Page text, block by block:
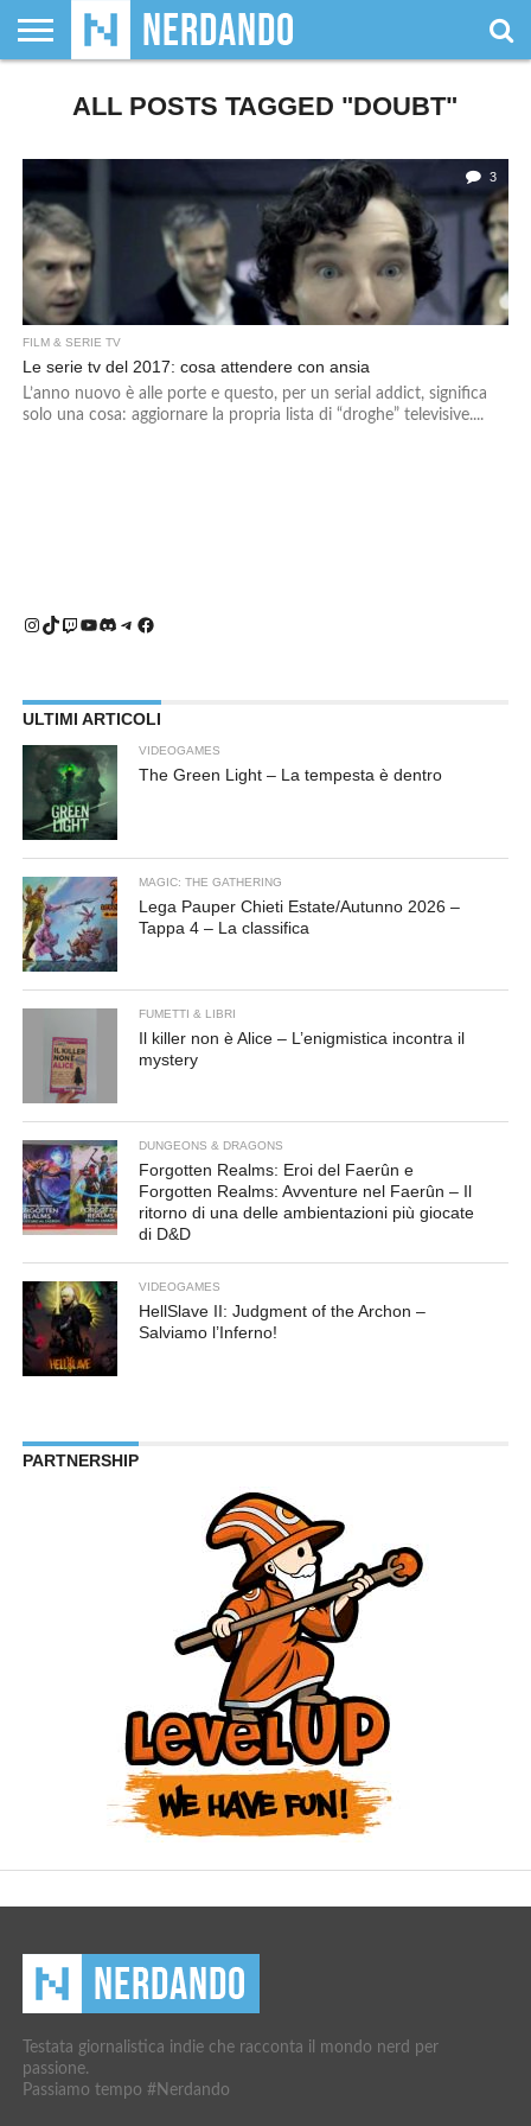
SIAMO
GIOCHI
GIOCHI
VIDEOGAMES
FILM
FUMETTI
& LIBRI
MAGIC:
THE
DUNGEONS
WRESTLING
NERDANDO
AWARDS
BOLLINI
ALL POSTS TAGGED "DOUBT"
3
FILM & SERIE TV
Le serie tv del 2017: cosa attendere con ansia
L’anno nuovo è alle porte e questo, per un serial addict, significa
solo una cosa: aggiornare la propria lista di “droghe” televisive....
Instagram
TikTok
Twitch
YouTube
Discord
Telegram
Facebook
ULTIMI ARTICOLI
VIDEOGAMES
The Green Light – La tempesta è dentro
MAGIC: THE GATHERING
Lega Pauper Chieti Estate/Autunno 2026 –
Tappa 4 – La classifica
FUMETTI & LIBRI
Il killer non è Alice – L’enigmistica incontra il
mystery
DUNGEONS & DRAGONS
Forgotten Realms: Eroi del Faerûn e
Forgotten Realms: Avventure nel Faerûn – Il
ritorno di una delle ambientazioni più giocate
di D&D
VIDEOGAMES
HellSlave II: Judgment of the Archon –
Salviamo l’Inferno!
PARTNERSHIP
Testata giornalistica indie che racconta il mondo nerd per
passione.
Passiamo tempo #Nerdando